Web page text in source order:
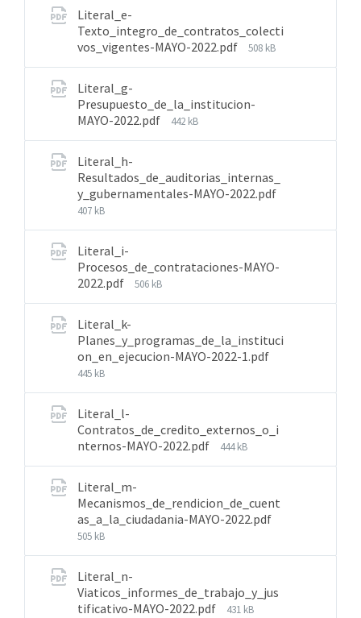
Literal_e-
Texto_integro_de_contratos_colecti
vos_vigentes-MAYO-2022.pdf
508 kB
Literal_g-
Presupuesto_de_la_institucion-
MAYO-2022.pdf
442 kB
Literal_h-
Resultados_de_auditorias_internas_
y_gubernamentales-MAYO-2022.pdf
407 kB
Literal_i-
Procesos_de_contrataciones-MAYO-
2022.pdf
506 kB
Literal_k-
Planes_y_programas_de_la_instituci
on_en_ejecucion-MAYO-2022-1.pdf
445 kB
Literal_l-
Contratos_de_credito_externos_o_i
nternos-MAYO-2022.pdf
444 kB
Literal_m-
Mecanismos_de_rendicion_de_cuent
as_a_la_ciudadania-MAYO-2022.pdf
505 kB
Literal_n-
Viaticos_informes_de_trabajo_y_jus
tificativo-MAYO-2022.pdf
431 kB